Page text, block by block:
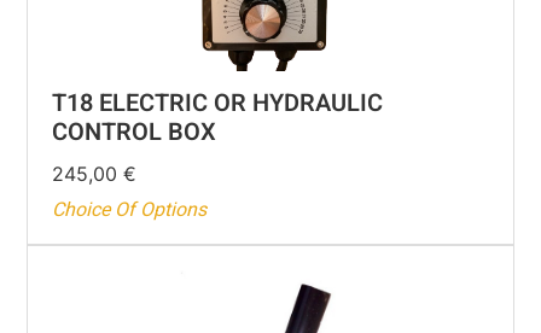
T18 ELECTRIC OR HYDRAULIC
CONTROL BOX
245,00€
Choice Of Options